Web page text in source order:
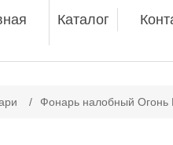
Каталог
/ Фонарь налобный Огонь